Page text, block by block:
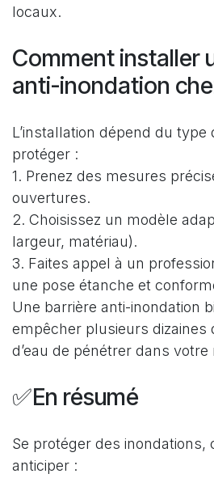
locaux.
Comment installer
anti-inondation
L’installation dépend du type
protéger :
1. Prenez des mesures
ouvertures.
2. Choisissez un modèle
largeur, matériau).
3. Faites appel à un
une pose étanche et
Une barrière anti-inondation
empêcher plusieurs dizaines
d’eau de pénétrer dans votre
✅En résumé
Se protéger des inondations,
anticiper :